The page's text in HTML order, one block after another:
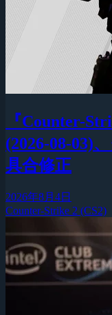
『Counter-
(2026-08-03)
具合修正
2026年8月4日
Counter-Strike 2 (CS2)